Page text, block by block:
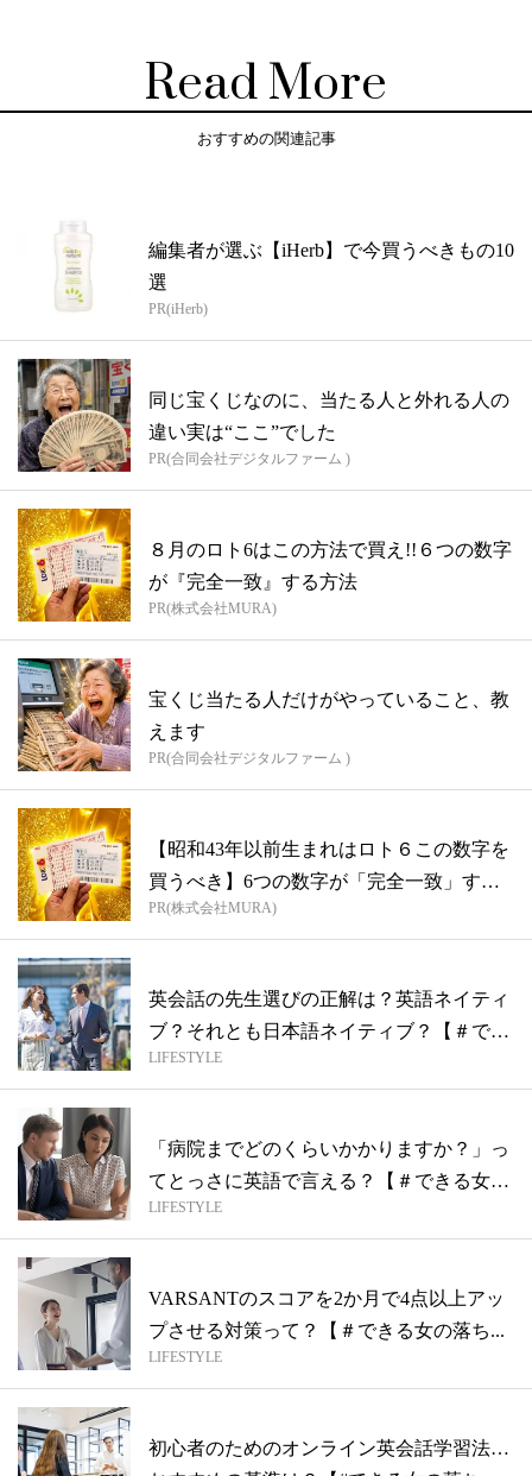
Read More
おすすめの関連記事
編集者が選ぶ【iHerb】で今買うべきもの10
選
PR(iHerb)
同じ宝くじなのに、当たる人と外れる人の
違い実は“ここ”でした
PR(合同会社デジタルファーム )
８月のロト6はこの方法で買え!!６つの数字
が『完全一致』する方法
PR(株式会社MURA)
宝くじ当たる人だけがやっていること、教
えます
PR(合同会社デジタルファーム )
【昭和43年以前生まれはロト６この数字を
買うべき】6つの数字が「完全一致」する
方...
PR(株式会社MURA)
英会話の先生選びの正解は？英語ネイティ
ブ？それとも日本語ネイティブ？【＃でき
る女...
LIFESTYLE
「病院までどのくらいかかりますか？」っ
てとっさに英語で言える？【＃できる女の
落ち...
LIFESTYLE
VARSANTのスコアを2か月で4点以上アッ
プさせる対策って？【＃できる女の落ち...
LIFESTYLE
初心者のためのオンライン英会話学習法…